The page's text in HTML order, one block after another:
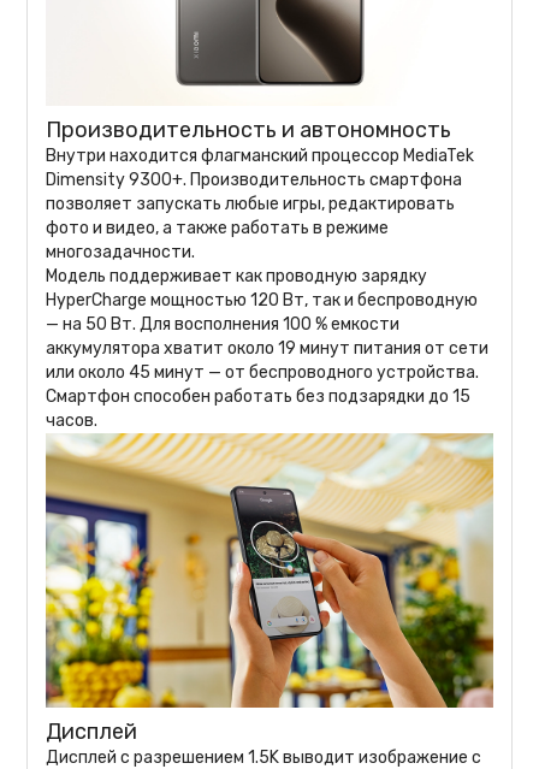
Производительность и автономность
Внутри находится флагманский процессор MediaTek
Dimensity 9300+. Производительность смартфона
позволяет запускать любые игры, редактировать
фото и видео, а также работать в режиме
многозадачности.
Модель поддерживает как проводную зарядку
HyperCharge мощностью 120 Вт, так и беспроводную
— на 50 Вт. Для восполнения 100 % емкости
аккумулятора хватит около 19 минут питания от сети
или около 45 минут — от беспроводного устройства.
Смартфон способен работать без подзарядки до 15
часов.
Дисплей
Дисплей с разрешением 1.5K выводит изображение с